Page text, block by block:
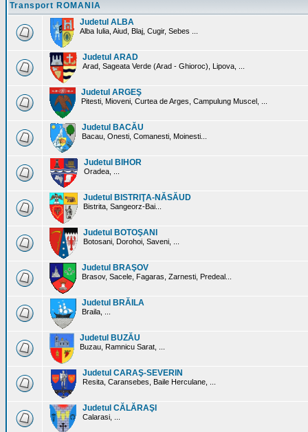
Transport ROMANIA
Judetul ALBA
Alba Iulia, Aiud, Blaj, Cugir, Sebes ...
Judetul ARAD
Arad, Sageata Verde (Arad - Ghioroc), Lipova, ...
Judetul ARGEŞ
Pitesti, Mioveni, Curtea de Arges, Campulung Muscel, ...
Judetul BACĂU
Bacau, Onesti, Comanesti, Moinesti...
Judetul BIHOR
Oradea, ...
Judetul BISTRIŢA-NĂSĂUD
Bistrita, Sangeorz-Bai...
Judetul BOTOŞANI
Botosani, Dorohoi, Saveni, ...
Judetul BRAŞOV
Brasov, Sacele, Fagaras, Zarnesti, Predeal...
Judetul BRĂILA
Braila, ...
Judetul BUZĂU
Buzau, Ramnicu Sarat, ...
Judetul CARAŞ-SEVERIN
Resita, Caransebes, Baile Herculane, ...
Judetul CĂLĂRAŞI
Calarasi, ...